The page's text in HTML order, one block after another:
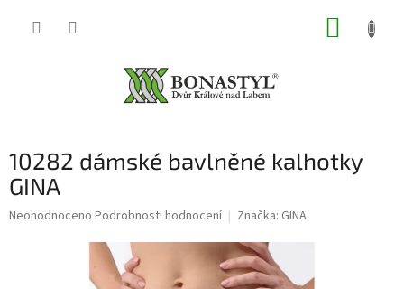
10282 dámské bavlněné kalhotky
GINA
Průměrné
Neohodnoceno Podrobnosti hodnocení Značka: GINA